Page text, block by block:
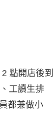
點開店後到
工讀生排
都兼做小